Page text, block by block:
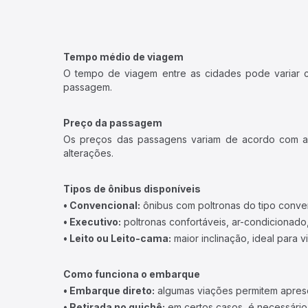
Tempo médio de viagem
O tempo de viagem entre as cidades pode variar
passagem.
Preço da passagem
Os preços das passagens variam de acordo com
alterações.
Tipos de ônibus disponíveis
• Convencional: ônibus com poltronas do tipo
• Executivo: poltronas confortáveis, ar-
• Leito ou Leito-cama: maior inclinação, ideal para
Como funciona o embarque
• Embarque direto: algumas viações permitem